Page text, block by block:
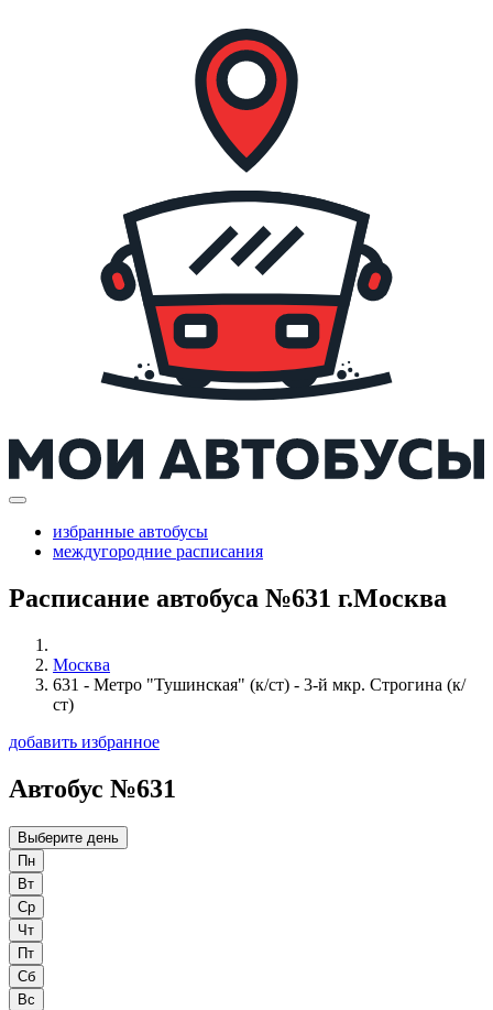
избранные автобусы
междугородние расписания
Расписание автобуса №631 г.Москва
Москва
631 - Метро "Тушинская" (к/ст) - 3-й мкр. Строгина (к/
ст)
добавить избранное
Автобус №631
Выберите день
Пн
Вт
Ср
Чт
Пт
Сб
Вс